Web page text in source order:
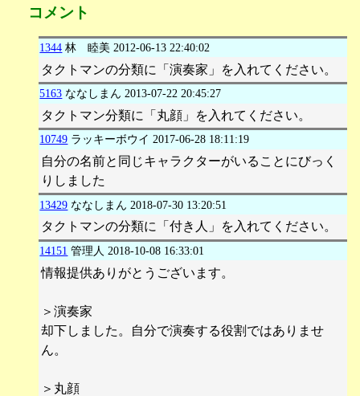
コメント
1344 林 睦美 2012-06-13 22:40:02
タクトマンの分類に「演奏家」を入れてください。
5163 ななしまん 2013-07-22 20:45:27
タクトマン分類に「丸顔」を入れてください。
10749 ラッキーボウイ 2017-06-28 18:11:19
自分の名前と同じキャラクターがいることにびっく
りしました
13429 ななしまん 2018-07-30 13:20:51
タクトマンの分類に「付き人」を入れてください。
14151 管理人 2018-10-08 16:33:01
情報提供ありがとうございます。
＞演奏家
却下しました。自分で演奏する役割ではありませ
ん。
＞丸顔